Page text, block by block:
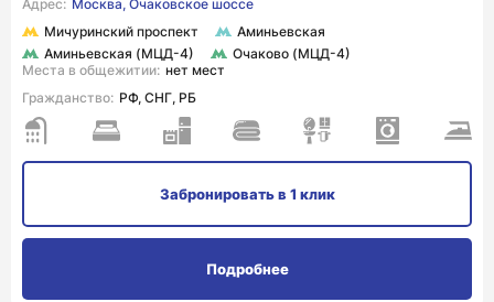
Адрес: Москва, Очаковское шоссе
Мичуринский проспект
Аминьевская
Аминьевская (МЦД-4)
Очаково (МЦД-4)
Места в общежитии: нет мест
Гражданство: РФ, СНГ, РБ
Забронироватьв 1 клик
Подробнее